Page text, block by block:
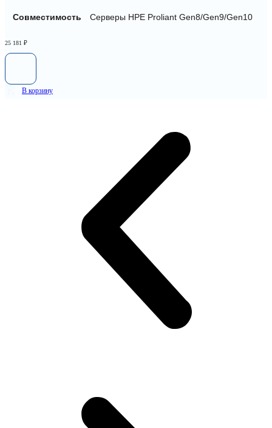
Совместимость Серверы HPE Proliant Gen8/Gen9/Gen10
25 181 ₽
В корзину